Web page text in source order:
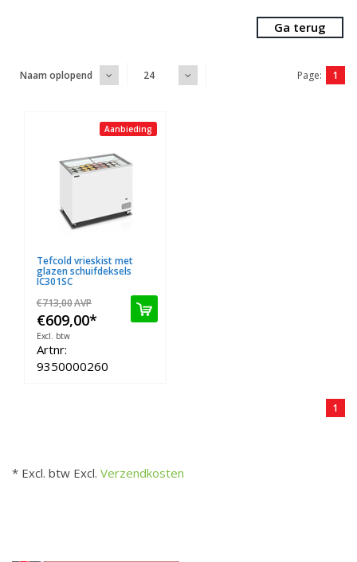
Ga terug
Naam oplopend 24 Page: 1
Aanbieding
Tefcold vrieskist met
glazen schuifdeksels
IC301SC
€713,00AVP
€609,00*
Excl. btw
Artnr:
9350000260
1
* Excl. btw Excl. Verzendkosten